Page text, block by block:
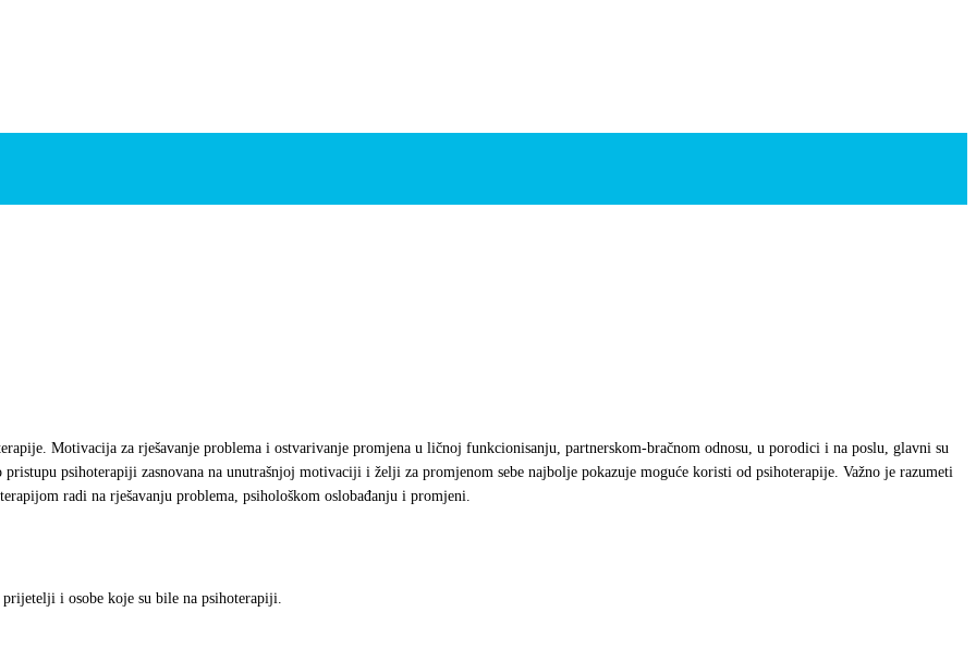
Motivacija za rješavanje problema i ostvarivanje promjena u ličnoj funkcionisanju, partnerskom-bračnom odnosu, u porodici i na poslu, glavni su
pristupu psihoterapiji zasnovana na unutrašnjoj motivaciji i želji za promjenom sebe najbolje pokazuje moguće koristi od psihoterapije. Važno je razumeti
radi na rješavanju problema, psihološkom oslobađanju i promjeni.
i osobe koje su bile na psihoterapiji.